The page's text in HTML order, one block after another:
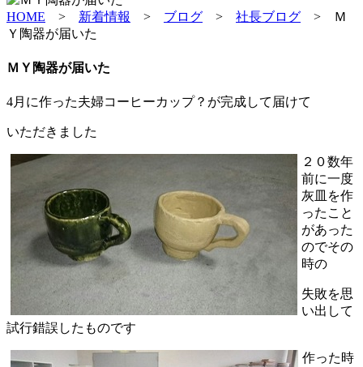
HOME > 新着情報 > ブログ > 社長ブログ >
Ｍ
Ｙ陶器が届いた
ＭＹ陶器が届いた
4月に作った夫婦コーヒーカップ？が完成して届けて
いただきました
２０数年
前に一度
灰皿を作
ったこと
があった
のでその
時の
失敗を思
い出して
試行錯誤したものです
作った時